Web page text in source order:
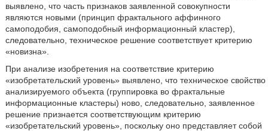
выявлено, что часть признаков заявленной совокупности
являются новыми (принцип фрактального аффинного
самоподобия, самоподобный информационный кластер),
следовательно, техническое решение соответствует критерию
«новизна».
При анализе изобретения на соответствие критерию
«изобретательский уровень» выявлено, что техническое свойство
анализируемого объекта (группировка во фрактальные
информационные кластеры) ново, следовательно, заявленное
решение признается соответствующим критерию
«изобретательский уровень», поскольку оно представляет собой